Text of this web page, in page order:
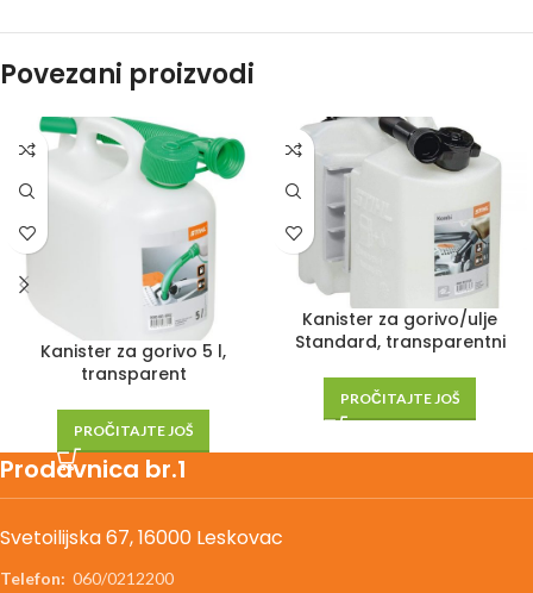
Povezani proizvodi
Kanister za gorivo 5 l,
transparent
PROČITAJTE JOŠ
Kanister za gorivo/ulje
Standard, transparentni
PROČITAJTE JOŠ
Prodavnica br.1
Svetoilijska 67, 16000 Leskovac
Telefon: 060/0212200